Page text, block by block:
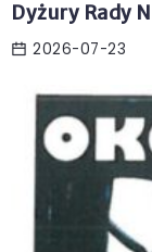
Dyżury Rady
2026-07-23